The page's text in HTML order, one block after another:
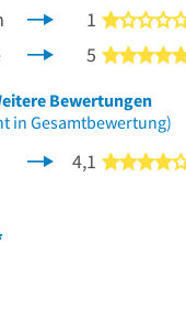
1
5
Bewertungen
in Gesamtbewertung)
4,1